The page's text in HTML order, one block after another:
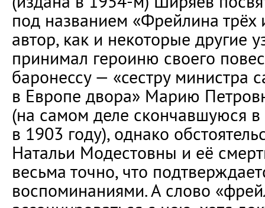
под названием «Фрейлина трёх
автор, как и некоторые другие
принимал героиню своего
баронессу — «сестру министра
в Европе двора» Марию
(на самом деле скончавшуюся
в 1903 году), однако
Натальи Модестовны и её
весьма точно, что
воспоминаниями. А слово